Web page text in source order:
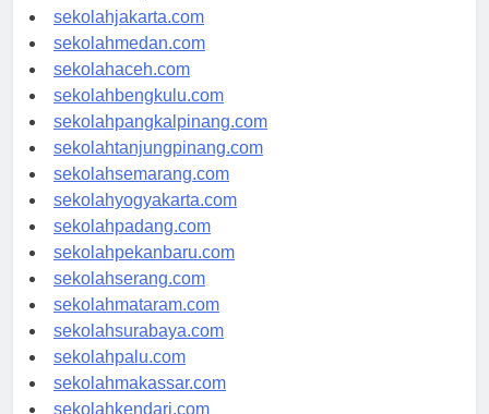
sekolahdenpasar.com
sekolahjakarta.com
sekolahmedan.com
sekolahaceh.com
sekolahbengkulu.com
sekolahpangkalpinang.com
sekolahtanjungpinang.com
sekolahsemarang.com
sekolahyogyakarta.com
sekolahpadang.com
sekolahpekanbaru.com
sekolahserang.com
sekolahmataram.com
sekolahsurabaya.com
sekolahpalu.com
sekolahmakassar.com